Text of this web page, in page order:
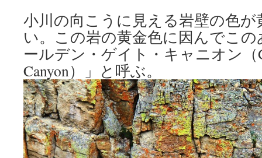
小川の向こうに見える岩壁の色が
い。この岩の黄金色に因んでこ
ールデン・ゲイト・キャニオン（
Canyon）」と呼ぶ。